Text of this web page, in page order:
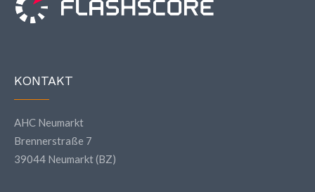
KONTAKT
AHC Neumarkt
Brennerstraße 7
39044 Neumarkt (BZ)